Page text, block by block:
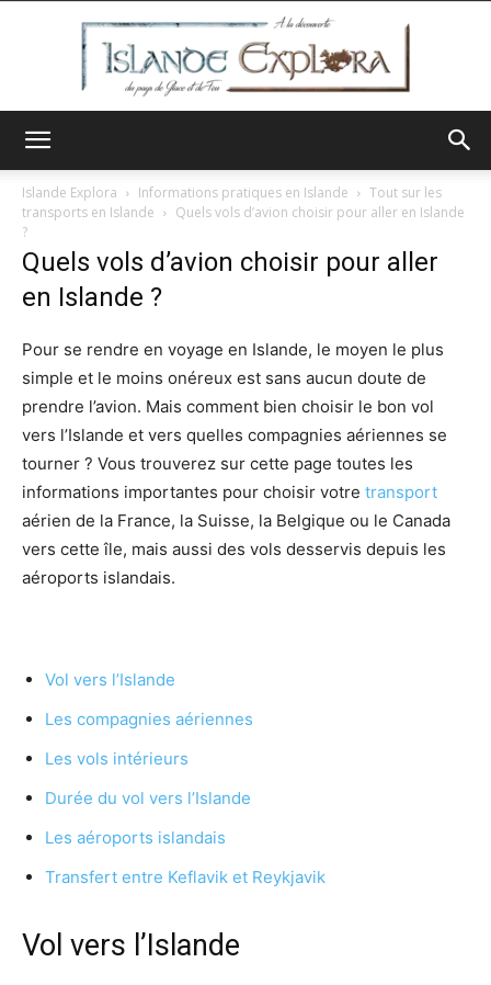
Explora
Islande Explora Informations pratiques en Islande
Tout sur les
transports en Islande
Quels vols d’avion choisir pour aller en Islande
?
Quels vols d’avion choisir pour aller
en Islande ?
Pour se rendre en voyage en Islande, le moyen le plus
simple et le moins onéreux est sans aucun doute de
prendre l’avion. Mais comment bien choisir le bon vol
vers l’Islande et vers quelles compagnies aériennes se
tourner ? Vous trouverez sur cette page toutes les
informations importantes pour choisir votre transport
aérien de la France, la Suisse, la Belgique ou le Canada
vers cette île, mais aussi des vols desservis depuis les
aéroports islandais.
Vol vers l’Islande
Les compagnies aériennes
Les vols intérieurs
Durée du vol vers l’Islande
Les aéroports islandais
Transfert entre Keflavik et Reykjavik
Vol vers l’Islande